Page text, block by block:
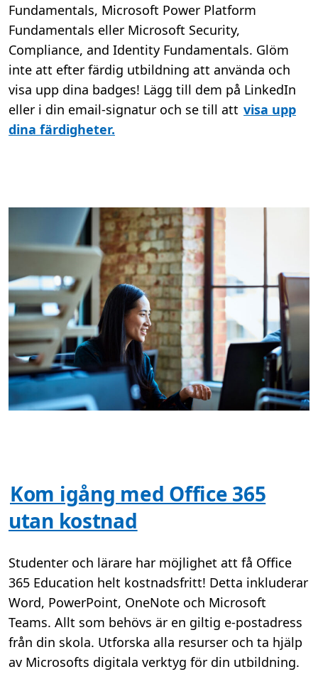
Fundamentals, Microsoft Power Platform
Fundamentals eller Microsoft Security,
Compliance, and Identity Fundamentals. Glöm
inte att efter färdig utbildning att använda och
visa upp dina badges! Lägg till dem på LinkedIn
eller i din email-signatur och se till att visa upp
dina färdigheter.
Kom igång med Office 365
utan kostnad
Studenter och lärare har möjlighet att få Office
365 Education helt kostnadsfritt! Detta inkluderar
Word, PowerPoint, OneNote och Microsoft
Teams. Allt som behövs är en giltig e-postadress
från din skola. Utforska alla resurser och ta hjälp
av Microsofts digitala verktyg för din utbildning.